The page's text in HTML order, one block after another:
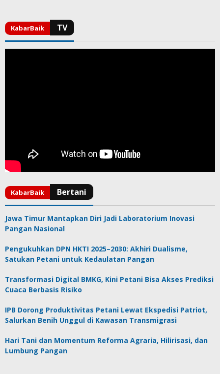
Jawa Timur Mantapkan Diri Jadi Laboratorium Inovasi
Pangan Nasional
Pengukuhkan DPN HKTI 2025–2030: Akhiri Dualisme,
Satukan Petani untuk Kedaulatan Pangan
Transformasi Digital BMKG, Kini Petani Bisa Akses Prediksi
Cuaca Berbasis Risiko
IPB Dorong Produktivitas Petani Lewat Ekspedisi Patriot,
Salurkan Benih Unggul di Kawasan Transmigrasi
Hari Tani dan Momentum Reforma Agraria, Hilirisasi, dan
Lumbung Pangan